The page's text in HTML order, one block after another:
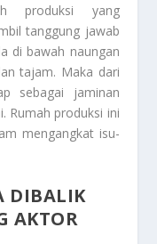
produksi yang
tanggung jawab
di bawah naungan
tajam. Maka dari
sebagai jaminan
Rumah produksi ini
mengangkat isu-
DIBALIK
AKTOR